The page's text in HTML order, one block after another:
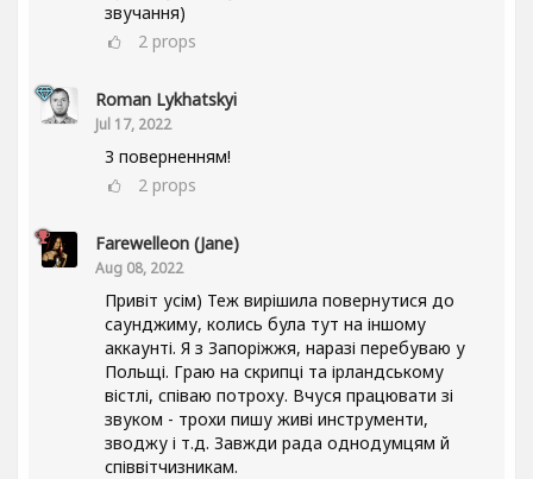
звучання)
2 props
Roman Lykhatskyi
Jul 17, 2022
З поверненням!
2 props
Farewelleon (Jane)
Aug 08, 2022
Привіт усім) Теж вирішила повернутися до
саунджиму, колись була тут на іншому
аккаунті. Я з Запоріжжя, наразі перебуваю у
Польщі. Граю на скрипці та ірландському
вістлі, співаю потроху. Вчуся працювати зі
звуком - трохи пишу живі инструменти,
зводжу і т.д. Завжди рада однодумцям й
співвітчизникам.